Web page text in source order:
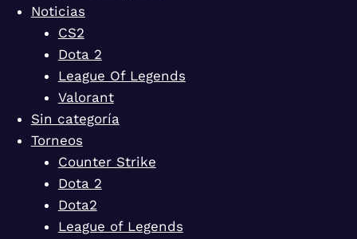
Noticias
CS2
Dota 2
League Of Legends
Valorant
Sin categoría
Torneos
Counter Strike
Dota 2
Dota2
League of Legends